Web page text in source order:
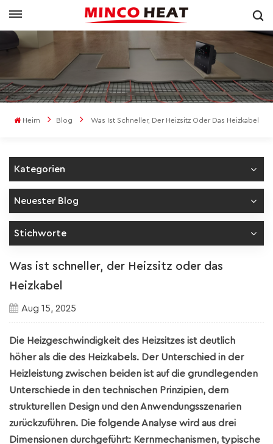
Heim Blog Was Ist Schneller, Der Heizsitz Oder Das Heizkabel
Kategorien
Neuester Blog
Stichworte
Was ist schneller, der Heizsitz oder das
Heizkabel
Aug 15, 2025
Die Heizgeschwindigkeit des Heizsitzes ist deutlich
höher als die des Heizkabels. Der Unterschied in der
Heizleistung zwischen beiden ist auf die grundlegenden
Unterschiede in den technischen Prinzipien, dem
strukturellen Design und den Anwendungsszenarien
zurückzuführen. Die folgende Analyse wird aus drei
Dimensionen durchgeführt: Kernmechanismen, typische